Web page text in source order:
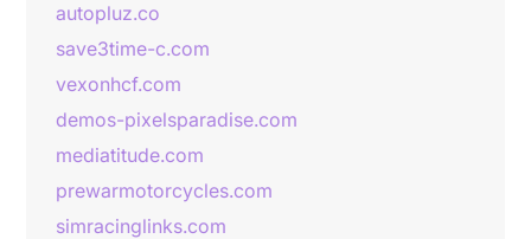
autopluz.co
save3time-c.com
vexonhcf.com
demos-pixelsparadise.com
mediatitude.com
prewarmotorcycles.com
simracinglinks.com